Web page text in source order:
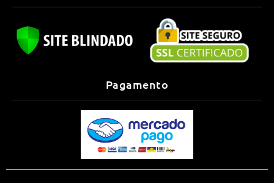
Pagamento